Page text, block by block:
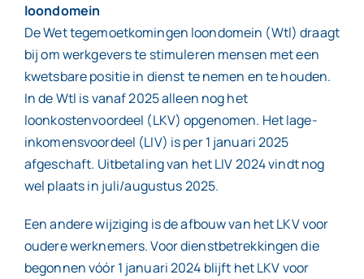
loondomein
De Wet tegemoetkomingen loondomein (Wtl) draagt
bij om werkgevers te stimuleren mensen met een
kwetsbare positie in dienst te nemen en te houden.
In de Wtl is vanaf 2025 alleen nog het
loonkostenvoordeel (LKV) opgenomen. Het lage-
inkomensvoordeel (LIV) is per 1 januari 2025
afgeschaft. Uitbetaling van het LIV 2024 vindt nog
wel plaats in juli/augustus 2025.
Een andere wijziging is de afbouw van het LKV voor
oudere werknemers. Voor dienstbetrekkingen die
begonnen vóór 1 januari 2024 blijft het LKV voor